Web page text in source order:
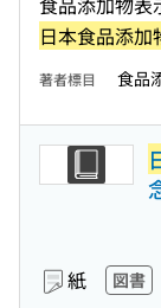
日本食品添加
著者標目 食品
紙 図書